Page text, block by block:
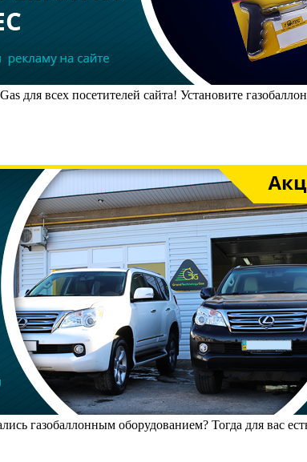
для всех посетителей сайта! Установите
газобаллонным оборудованием? Тогда для вас